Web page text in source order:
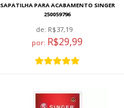
SAPATILHA PARA ACABAMENTO SINGER
250059796
de: R$37,19
por: R$29,99